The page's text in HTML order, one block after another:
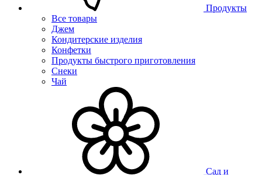
Продукты
Все товары
Джем
Кондитерские изделия
Конфетки
Продукты быстрого приготовления
Снеки
Чай
Сад и